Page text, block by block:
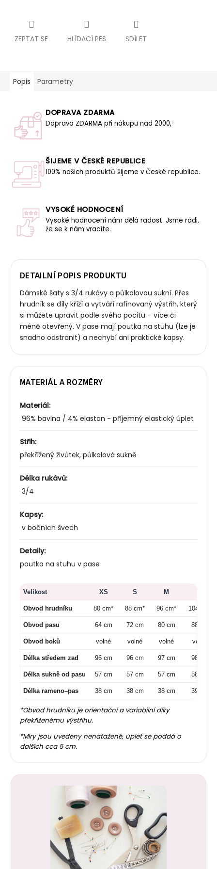
ZEPTAT SE HLÍDACÍ PES SDÍLET
Popis Parametry
DOPRAVA ZDARMA
Doprava ZDARMA při nákupu nad 2000,-
ŠIJEME V ČESKÉ REPUBLICE
100% našich produktů šijeme v České republice.
VYSOKÉ HODNOCENÍ
Vysoké hodnocení nám dělá radost. Jsme rádi,
že se k nám vracíte.
DETAILNÍ POPIS PRODUKTU
Dámské šaty s 3/4 rukávy a půlkolovou sukní. Přes
hrudník se díly kříží a vytváří rafinovaný výstřih, který
si můžete upravit podle svého pocitu – více či
méně otevřený. V pase mají poutka na stuhu (lze je
snadno odstranit) a nechybí ani praktické kapsy.
MATERIÁL A ROZMĚRY
Materiál:
96% bavlna / 4% elastan - příjemný elastický úplet
Střih:
překřížený živůtek, půlkolová sukně
Délka rukávů:
3/4
Kapsy:
v bočních švech
Detaily:
poutka na stuhu v pase
Velikost XS S M
Obvod hrudníku 80 cm* 88 cm* 96 cm* 104 cm*
Obvod pasu 64 cm 72 cm 80 cm 88 cm
Obvod boků volné volné volné volné
Délka středem zad 96 cm 96 cm 97 cm 98 cm
Délka sukně od pasu 57 cm 57 cm 57 cm 58 cm
Délka rameno–pas 38 cm 38 cm 38 cm 39 cm
*Obvod hrudníku je orientační a variabilní díky
překříženému výstřihu.
*Míry jsou uvedeny nenatažené, úplet se poddá o
dalších cca 5 cm.